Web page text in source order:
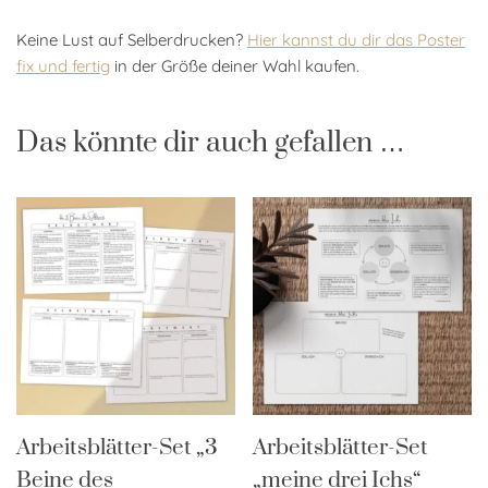
Keine Lust auf Selberdrucken? Hier kannst du dir das Poster
fix und fertig in der Größe deiner Wahl kaufen.
Das könnte dir auch gefallen …
Arbeitsblätter-Set „3
Beine des
Arbeitsblätter-Set
„meine drei Ichs“